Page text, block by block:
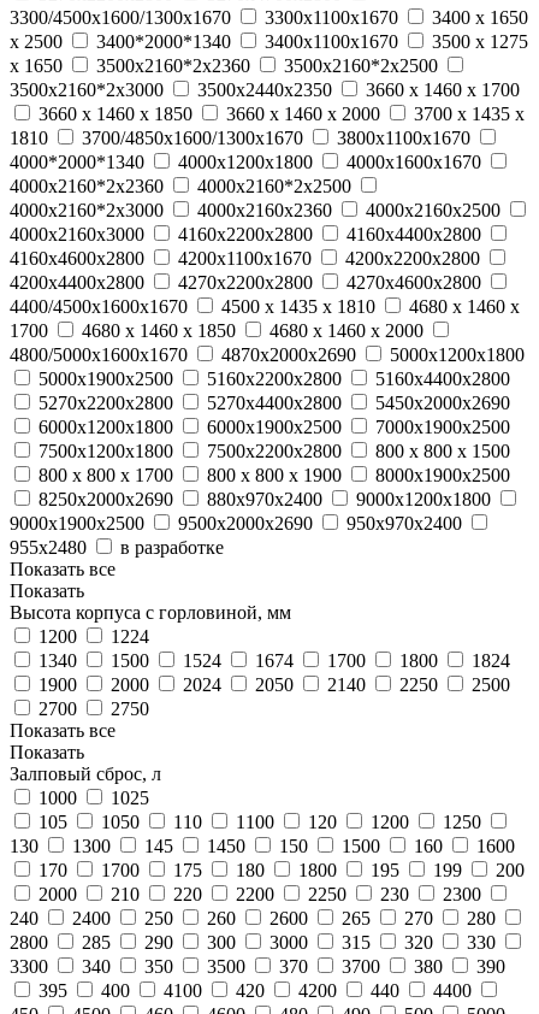
3300/4500х1600/1300х1670
3300х1100х1670
3400 x 1650
x 2500
3400*2000*1340 3400х1100х1670
3500 x 1275
x 1650
3500х2160*2х2360
3500х2160*2х2500
3500х2160*2х3000
3500х2440х2350
3660 x 1460 x 1700
3660 x 1460 x 1850
3660 x 1460 x 2000
3700 x 1435 x
1810
3700/4850х1600/1300х1670
3800х1100х1670
4000*2000*1340
4000х1200х1800
4000х1600х1670
4000х2160*2х2360
4000х2160*2х2500
4000х2160*2х3000
4000х2160х2360
4000х2160х2500
4000х2160х3000
4160х2200х2800
4160х4400х2800
4160х4600х2800
4200х1100х1670
4200х2200х2800
4200х4400х2800
4270х2200х2800
4270х4600х2800
4400/4500х1600х1670
4500 x 1435 x 1810
4680 x 1460 x
1700
4680 x 1460 x 1850
4680 x 1460 x 2000
4800/5000х1600х1670
4870х2000х2690
5000х1200х1800
5000х1900х2500
5160х2200х2800
5160х4400х2800
5270х2200х2800
5270х4400х2800
5450х2000х2690
6000х1200х1800
6000х1900х2500
7000х1900х2500
7500х1200х1800
7500х2200х2800
800 х 800 х 1500
800 х 800 х 1700
800 х 800 х 1900
8000х1900х2500
8250х2000х2690
880х970х2400
9000х1200х1800
9000х1900х2500
9500х2000х2690
950х970х2400
955х2480
в разработке
Показать все
Показать
Высота корпуса с горловиной, мм
1200
1224
1340
1500 1524 1674 1700 1800
1824
1900
2000 2024 2050 2140 2250
2500
2700
2750
Показать все
Показать
Залповый сброс, л
1000
1025
105
1050 110 1100 120 1200
1250
130
1300 145 1450 150 1500 160
1600
170
1700 175 180 1800 195 199
200
2000
210 220 2200 2250 230
2300
240
2400 250 260 2600 265 270
280
2800
285 290 300 3000 315 320
330
3300
340 350 3500 370 3700 380
390
395
400 4100 420 4200 440
4400